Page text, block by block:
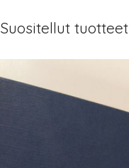
Suositellut tuotteet